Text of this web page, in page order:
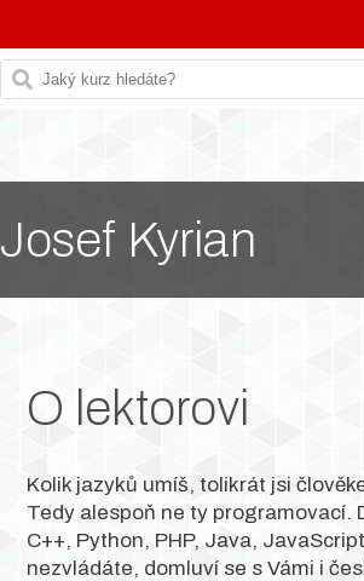
Josef Kyrian
O lektorovi
Kolik jazyků umíš, tolikrát jsi
Tedy alespoň ne ty programovací.
C++, Python, PHP, Java,
nezvládáte, domluví se s Vámi i